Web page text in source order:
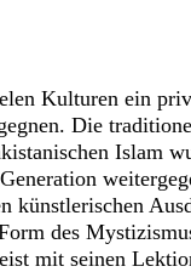
Kulturen ein
Die
Islam
künstlerischen
des
mit seinen